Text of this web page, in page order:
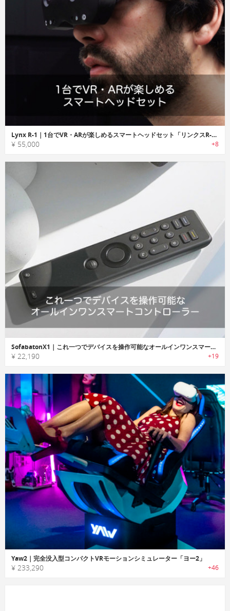
Lynx R-1｜1台でVR・ARが楽しめるスマートヘッドセット「リンクスR-1」
¥ 55,000 +8
SofabatonX1｜これ一つでデバイスを操作可能なオールインワンスマートコントローラー
¥ 22,190 +19
Yaw2｜完全没入型コンパクトVRモーションシミュレーター「ヨー2」
¥ 233,290 +46